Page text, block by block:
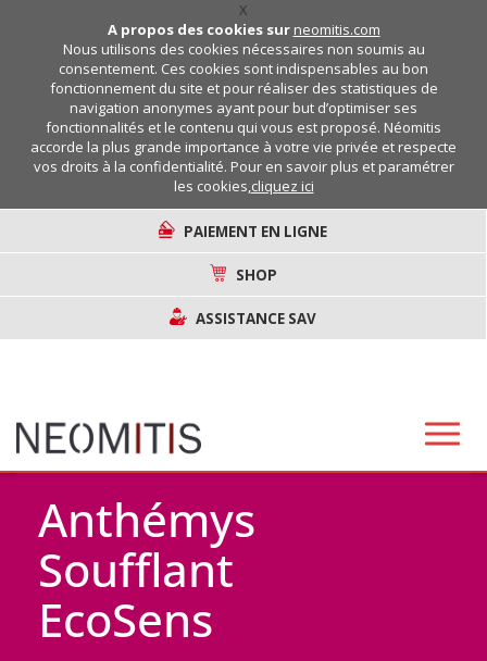
X
A propos des cookies sur neomitis.com
Nous utilisons des cookies nécessaires non soumis au
consentement. Ces cookies sont indispensables au bon
fonctionnement du site et pour réaliser des statistiques de
navigation anonymes ayant pour but d’optimiser ses
fonctionnalités et le contenu qui vous est proposé. Néomitis
accorde la plus grande importance à votre vie privée et respecte
vos droits à la confidentialité. Pour en savoir plus et paramétrer
les cookies,cliquez ici
PAIEMENT EN LIGNE
SHOP
ASSISTANCE SAV
Anthémys
Soufflant
EcoSens